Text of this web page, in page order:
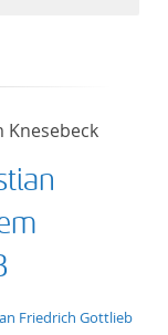
Friedrich Gottlieb